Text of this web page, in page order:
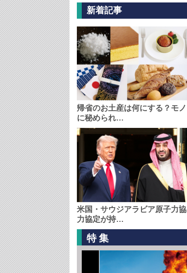
新着記事
帰省のお土産は何にする？モノ
に秘められ…
米国・サウジアラビア原子力協
力協定が持…
特集